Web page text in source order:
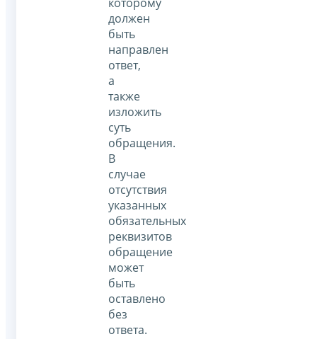
должен
быть
направлен
ответ,
а
также
изложить
суть
обращения.
В
случае
отсутствия
указанных
обязательных
реквизитов
обращение
может
быть
оставлено
без
ответа.